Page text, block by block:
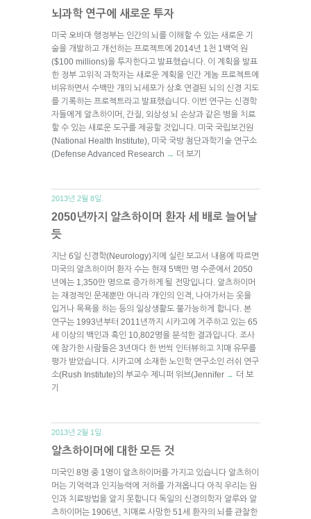
뇌과학 연구에 새로운 투자
미국 오바마 행정부는 인간의 뇌를 이해할 수 있는 새로운 기
술을 개발하고 개선하는 프로젝트에 2014년 1천 1백억 원
($100 millions)을 투자한다고 발표했습니다. 이 계획을 발표
한 정부 고위직 과학자는 새로운 계획을 인간 게놈 프로젝트에
비유하면서 수백만 개의 뇌세포가 상호 연결된 뇌의 신경 지도
를 기록하는 프로젝트라고 발표했습니다. 이번 연구는 신경학
자들에게 알츠하이머, 간질, 외상성 뇌 손상과 같은 병을 치료
할 수 있는 새로운 도구를 제공할 것입니다. 미국 국립보건원
(National Health Institute), 미국 국방 첨단과학기술 연구소
(Defense Advanced Research → 더 보기
2013년 2월 8일.
2050년까지 알츠하이머 환자 세 배로 늘어날
듯
지난 6일 신경학(Neurology)지에 실린 보고서 내용에 따르면
미국의 알츠하이머 환자 수는 현재 5백만 명 수준에서 2050
년에는 1,350만 명으로 증가하게 될 전망입니다. 알츠하이머
는 재정적인 문제뿐만 아니라 개인의 인격, 나아가서는 옷을
입거나 목욕을 하는 등의 일상생활도 불가능하게 합니다. 본
연구는 1993년부터 2011년까지 시카고에 거주하고 있는 65
세 이상의 백인과 흑인 10,802명을 분석한 결과입니다. 조사
에 참가한 사람들은 3년마다 한 번씩 인터뷰하고 치매 유무를
평가 받았습니다. 시카고에 소재한 노인학 연구소인 러쉬 연구
소(Rush Institute)의 부교수 제니퍼 위브(Jennifer → 더 보
기
2013년 2월 1일.
알츠하이머에 대한 모든 것
미국인 8명 중 1명이 알츠하이머를 가지고 있습니다 알츠하이
머는 기억력과 인지능력에 저하를 가져옵니다 아직 우리는 원
인과 치료방법을 알지 못합니다 독일의 신경의학자 알루와 알
츠하이머는 1906년, 치매로 사망한 51세 환자의 뇌를 관찰한